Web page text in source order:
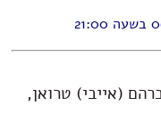
(אייבי) טרואן,